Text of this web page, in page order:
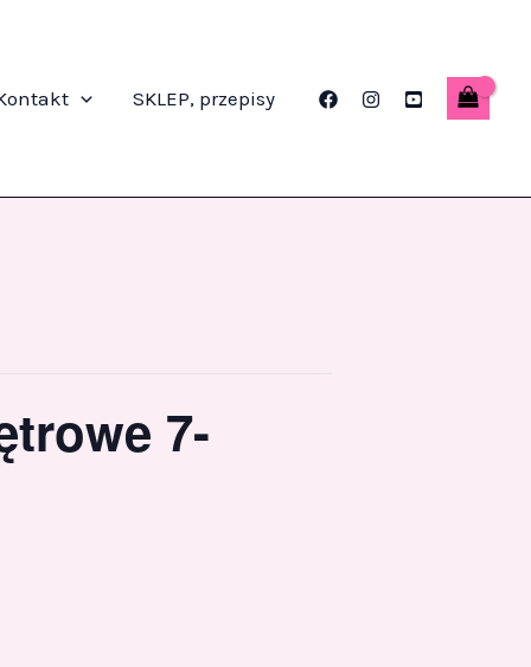
SKLEP, przepisy
7-